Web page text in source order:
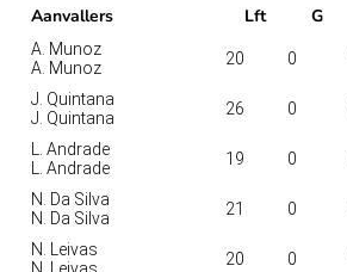
Aanvallers Lft G
A. Munoz
A. Munoz
20 0
J. Quintana
J. Quintana
26 0
L. Andrade
L. Andrade
19 0
N. Da Silva
N. Da Silva
21 0
N. Leivas
N. Leivas
20 0